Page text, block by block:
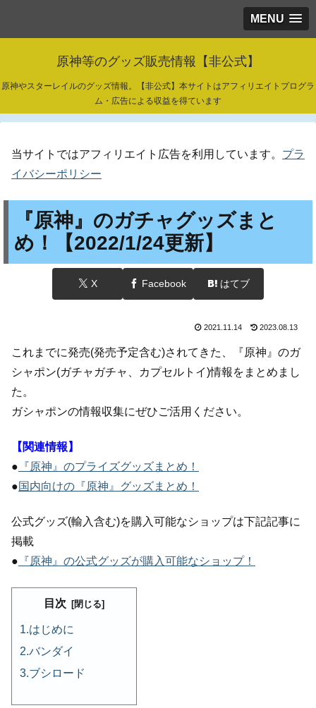
MENU
原神等のグッズ販売情報【非公式】
原神やスターレイルのグッズ情報。【非公式】本サイトはアフィリエイトプログラ
ム・広告による収益を得ています
当サイトではアフィリエイト広告を利用しています。 プラ
イバシーポリシー
『原神』のガチャグッズまと
め！【2022/1/24更新】
X Facebook はてブ
2021.11.14 2023.08.13
これまでに発売(発売予定含む)されてきた、『原神』のガ
シャポン(ガチャガチャ、カプセルトイ)情報をまとめまし
た。
ガシャポンの情報収集にぜひご活用ください。
【関連情報】
● 『原神』のプライズグッズまとめ！
●国内向けの『原神』グッズまとめ！
公式グッズ(輸入含む)を購入可能なショップは下記記事に
掲載
● 『原神』の公式グッズが購入可能なショップ！
目次
はじめに
バンダイ
ブシロード